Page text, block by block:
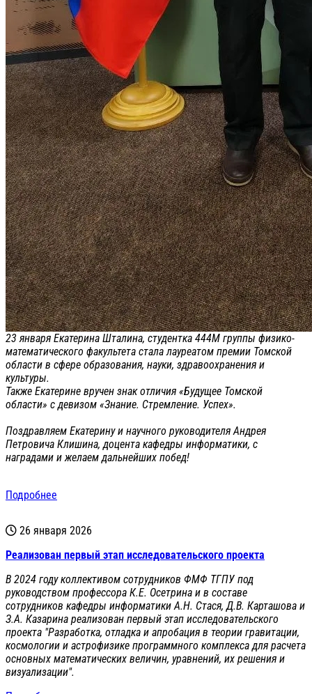
23 января Екатерина Шталина, студентка 444М группы физико-
математического факультета стала лауреатом премии Томской
области в сфере образования, науки, здравоохранения и
культуры.
Также Екатерине вручен знак отличия «Будущее Томской
области» с девизом «Знание. Стремление. Успех».
Поздравляем Екатерину и научного руководителя Андрея
Петровича Клишина, доцента кафедры информатики, с
наградами и желаем дальнейших побед!
Подробнее
26 января 2026
Реализован первый этап исследовательского проекта
В 2024 году коллективом сотрудников ФМФ ТГПУ под
руководством профессора К.Е. Осетрина и в составе
сотрудников кафедры информатики А.Н. Стася, Д.В. Карташова и
З.А. Казарина реализован первый этап исследовательского
проекта "Разработка, отладка и апробация в теории гравитации,
космологии и астрофизике программного комплекса для расчета
основных математических величин, уравнений, их решения и
визуализации".